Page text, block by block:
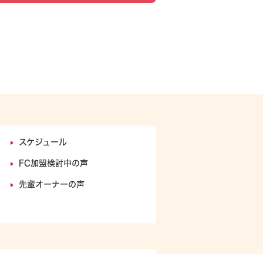
スケジュール
FC加盟検討中の声
先輩オーナーの声